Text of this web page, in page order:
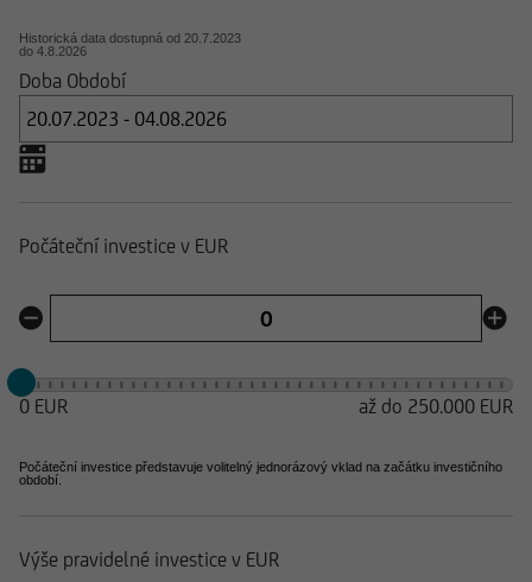
Historická data dostupná od 20.7.2023
do 4.8.2026
Doba Období
Počáteční investice v EUR
0 EUR až do 250.000 EUR
Počáteční investice představuje volitelný jednorázový vklad na začátku investičního
období.
Výše pravidelné investice v EUR